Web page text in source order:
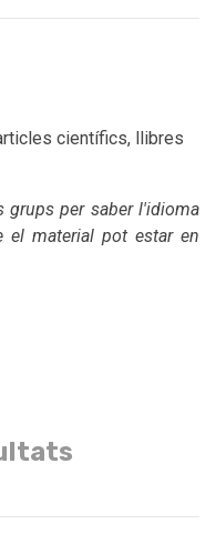
científics, llibres
grups per saber l'idioma
el material pot estar en